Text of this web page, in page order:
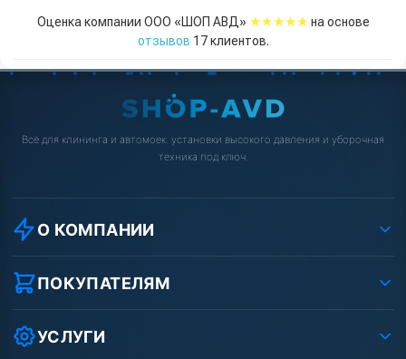
Оценка компании ООО «ШОП АВД» ★★★★★ на основе
отзывов 17клиентов.
Всё для клининга и автомоек: установки высокого давления и уборочная
техника под ключ.
О КОМПАНИИ
О компании
Реквизиты ООО «Шоп АВД»
Условия соглашения
Вакансии
ПОКУПАТЕЛЯМ
Как заказать?
Оплата
УСЛУГИ